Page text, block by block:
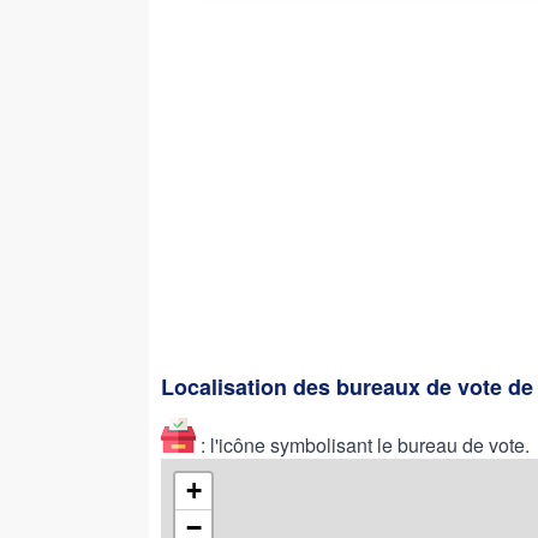
Localisation des bureaux de vote
: l'icône symbolisant le bureau de vote.
+
−